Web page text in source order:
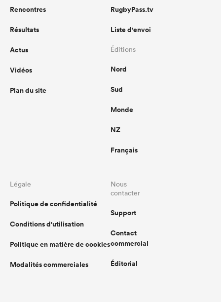
Rencontres
Résultats
Actus
Vidéos
Plan du site
RugbyPass.tv
Liste d'envoi
Éditions
Nord
Sud
Monde
NZ
Français
Légale
Politique de confidentialité
Conditions d'utilisation
Politique en matière de cookies
Modalités commerciales
Nous
contacter
Support
Contact
commercial
Éditorial